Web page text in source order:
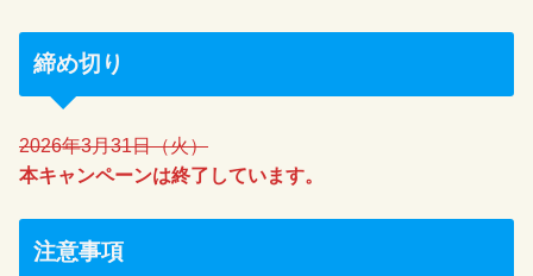
締め切り
2026年3月31日（火）
本キャンペーンは終了しています。
注意事項